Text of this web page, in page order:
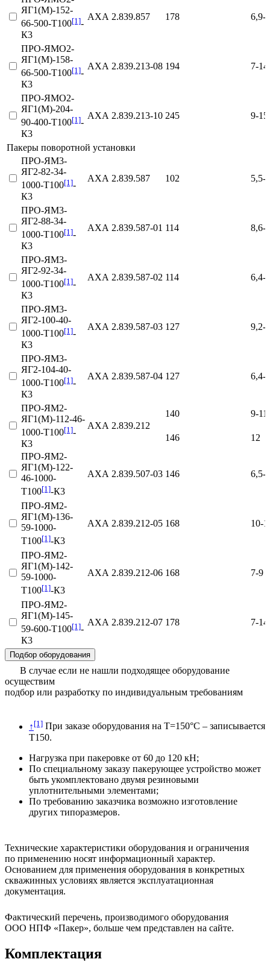
ЯГ1(М)-152-
66-500-Т100[1]-
К3
АХА 2.839.857 178 6,9-
ПРО-ЯМО2-
ЯГ1(М)-158-
66-500-Т100[1]-
К3
АХА 2.839.213‑08 194 7-14
ПРО-ЯМО2-
ЯГ1(М)-204-
90-400-Т100[1]-
К3
АХА 2.839.213‑10 245 9-15
Пакеры поворотной установки
ПРО-ЯМ3-
ЯГ2-82-34-
1000-Т100[1]-
К3
АХА 2.839.587 102 5,5-7
ПРО-ЯМ3-
ЯГ2-88-34-
1000-Т100[1]-
К3
АХА 2.839.587‑01 114 8,6-
ПРО-ЯМ3-
ЯГ2-92-34-
1000-Т100[1]-
К3
АХА 2.839.587‑02 114 6,4-
ПРО-ЯМ3-
ЯГ2-100-40-
1000-Т100[1]-
К3
АХА 2.839.587‑03 127 9,2-
ПРО-ЯМ3-
ЯГ2-104-40-
1000-Т100[1]-
К3
АХА 2.839.587‑04 127 6,4-
ПРО-ЯМ2-
ЯГ1(М)-112-46-
1000-Т100[1]-
К3
АХА 2.839.212
140 9-11
146
12
ПРО-ЯМ2-
ЯГ1(М)-122-
46-1000-
Т100[1]-К3
АХА 2.839.507‑03 146 6,5-9
ПРО-ЯМ2-
ЯГ1(М)-136-
59-1000-
Т100[1]-К3
АХА 2.839.212‑05 168 10-
ПРО-ЯМ2-
ЯГ1(М)-142-
59-1000-
Т100[1]-К3
АХА 2.839.212‑06 168 7-9
ПРО-ЯМ2-
ЯГ1(М)-145-
59-600-Т100[1]-
К3
АХА 2.839.212‑07 178 7-14
Подбор оборудования
В случае если не нашли подходящее оборудование
осуществим
подбор или разработку по индивидуальным требованиям
↑ [1] При заказе оборудования на Т=150°С – записывается
Т150.
Нагрузка при пакеровке от 60 до 120 кН;
По специальному заказу пакерующее устройство может
быть укомплектовано двумя резиновыми
уплотнительными элементами;
По требованию заказчика возможно изготовление
других типоразмеров.
Технические характеристики оборудования и ограничения
по применению носят информационный характер.
Основанием для применения оборудования в конкретных
скважинных условиях является эксплуатационная
документация.
Фактический перечень, производимого оборудования
ООО НПФ «Пакер», больше чем представлен на сайте.
Комплектация